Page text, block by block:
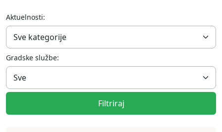
Aktuelnosti:
Gradske službe:
Filtriraj